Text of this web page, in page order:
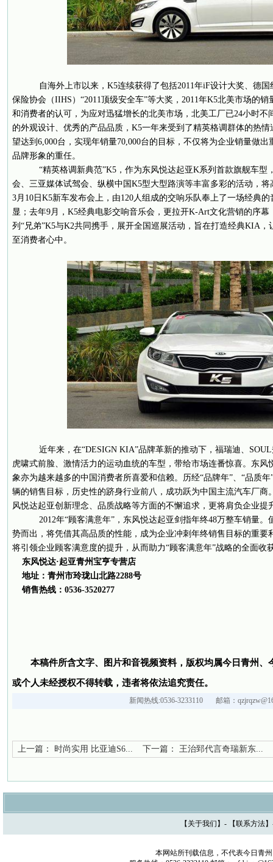
自海外上市以来，K5连续获得了包括2011年iF设计大奖、德国
保险协会（IIHS）“2011顶级安全车”等大奖，2011年K5北美市场的
和消费者的认可，为应对迅猛增长的北美市场，北美工厂已24小时不
的外观设计、优秀的产品品质，K5一年来受到了精英格调群体的热
望达到6,000台，实现年销量70,000台的目标，不仅将为企业销量做
品牌形象的重任。
“精英格调新典范”K5，作为东风悦达起亚K系列首款旗舰车型
会、三亚媒体试驾会、纵横中国K5型大型路演等丰富多彩的活动，
3月10日K5新车发布会上，由120人组成的交响乐队奉上了一场经典
显；去年9月，K5经典电影交响音乐会，更拉开K-Art文化营销的序幕
列“兄弟”K5与K2共同携手，展开全国巡展活动，旨在打造经典KIA
至消费者心中。
近年来，在“DESIGN KIA”品牌革新的推动下，福瑞迪、
虎啸式前脸、激情活力的运动血统的车型，带给市场连番惊喜。东风
象亦为越来越多的中国消费者所喜爱和信赖。历经“品牌年”、“品质
辆的销售目标，历史性的跻身行业前八，成功跃为中国主流汽车厂商
风悦达起亚创新理念、品质战略等方面的不懈追求，更将肩负企业提
2012年“顾客满意年”，东风悦达起亚剑指年终48万整车销量。
势而出，将凭借其高品质的性能，成为企业冲刺年终销售目标的重要
将引领企业顾客满意度的提升，从而助力“顾客满意年”战略的全面收
东风悦达·起亚青州宝亨专营店
地址：青州市玲珑山北路2288号
销售热线：0536-3520277
本稿件所含文字、图片和音视频资料，版权均属今日青州、
或个人未经授权不得转载，违者将依法追究责任。
新闻热线:0536-3233110 邮箱：
上一篇： 时尚实用 比亚迪S6... 下一篇： 王治郅代言奇瑞新东...
【 关于我们 】- 【联系方法
本网站所刊载信息，不代表今日青